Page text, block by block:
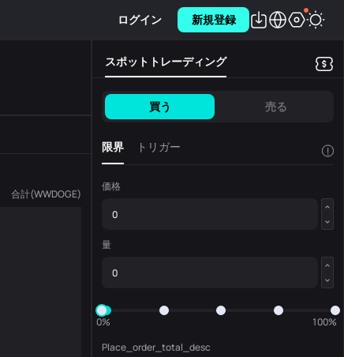
ログイン 新規登録
合計(WWDOGE)
スポットトレーディング
買う 売る
限界 トリガー !
価格
量
0%
100%
Place_order_total_desc